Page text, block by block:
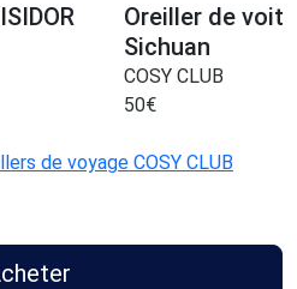
Oreiller de
Sichuan
COSY CLUB
50€
de voyage COSY CLUB